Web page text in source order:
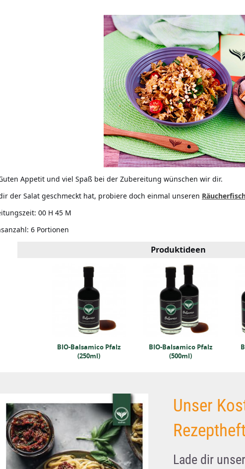
Appetit und viel Spaß bei der Zubereitung wünschen wir dir.
der Salat geschmeckt hat, probiere doch einmal unseren
00 H 45 M
6 Portionen
Produktideen
BIO-Balsamico Pfalz
(250ml)
BIO-Balsamico Pfalz
(500ml)
Unser
Lade dir